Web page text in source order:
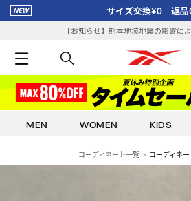
サイズ交換¥0 返品
【お知らせ】熊本地域地震の影響に
MEN WOMEN KIDS
コーディネート一覧 コーディネ